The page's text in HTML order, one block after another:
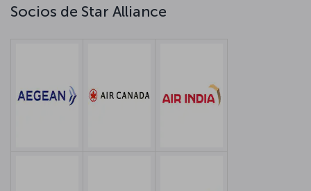
Socios de Star Alliance